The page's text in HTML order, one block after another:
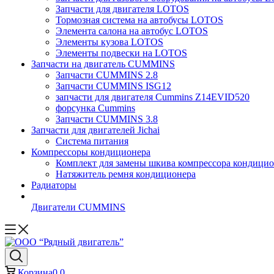
Запчасти для двигателя LOTOS
Тормозная система на автобусы LOTOS
Элемента салона на автобус LOTOS
Элементы кузова LOTOS
Элементы подвески на LOTOS
Запчасти на двигатель CUMMINS
Запчасти CUMMINS 2.8
Запчасти CUMMINS ISG12
запчасти для двигателя Cummins Z14EVID520
форсунка Cummins
Запчасти CUMMINS 3.8
Запчасти для двигателей Jichai
Система питания
Компрессоры кондиционера
Комплект для замены шкива компрессора
Натяжитель ремня кондиционера
Радиаторы
Двигатели CUMMINS